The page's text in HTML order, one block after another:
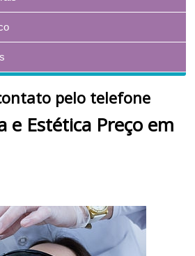
pelo telefone
e Estética Preço em